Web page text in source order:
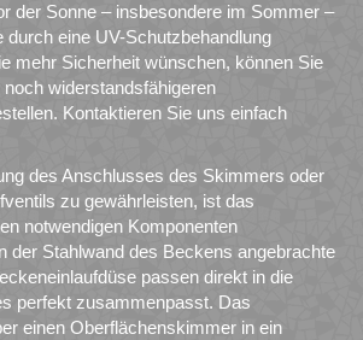
der Sonne – insbesondere im Sommer –
eine UV-Schutzbehandlung
mehr Sicherheit wünschen, können Sie
noch widerstandsfähigeren
Kontaktieren Sie uns einfach
des Anschlusses des Skimmers oder
zu gewährleisten, ist das
notwendigen Komponenten
der Stahlwand des Beckens angebrachte
passen direkt in die
perfekt zusammenpasst. Das
einen Oberflächenskimmer in ein